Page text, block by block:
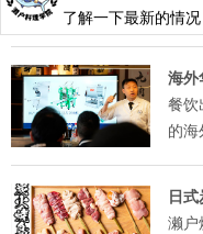
了解一下最新的情况
海外
餐饮
的海
日
濑户